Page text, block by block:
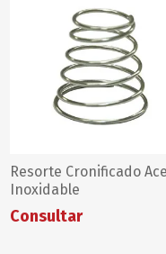
Resorte Cronificado
Inoxidable
Consultar